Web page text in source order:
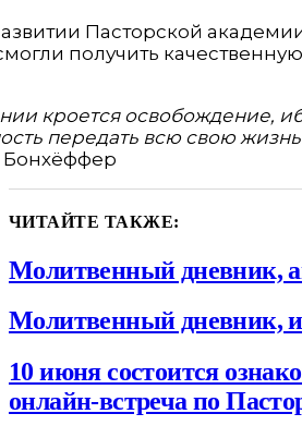
Пасторской
получить
кроется освобождение,
передать всю свою
ЧИТАЙТЕ ТАКЖЕ:
Молитвенный дневник,
Молитвенный дневник,
10 июня состоится
онлайн-встреча по